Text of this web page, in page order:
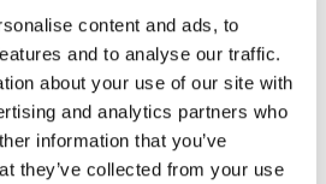
content and ads, to
and to analyse our traffic.
about your use of our site with
and analytics partners who
information that you’ve
they’ve collected from your use
nel mondo del lavoro
sulla lingua inglese
film e musica
ai 16 anni, dichiaro di acconsentire
personali in conformità